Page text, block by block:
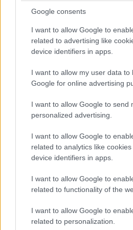
Google consents
I want to allow Google to
related to advertising like
device identifiers in apps.
I want to allow my user data to
Google for online advertising
I want to allow Google to send
personalized advertising.
I want to allow Google to
related to analytics like
device identifiers in apps.
I want to allow Google to
related to functionality of the
I want to allow Google to
related to personalization.
Akárhogy számolom, a két
kiállása lesz, hacsak nem jön egy
lassú zóna, safety car, vagy ilyesmi.
Brundle hozza majd a
harcoló lengyel autót. Nagyon szép
Inter Europol, minden elismerést
Amit viszont le lehetne, az
hátránya Yifeijel szemben...
WRT emelőjével, így az utolsó
biztosan veszítenek majd.